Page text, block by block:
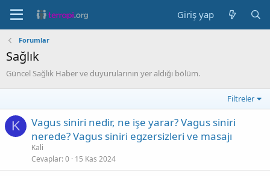
Giriş yap
Forumlar
Sağlık
Güncel Sağlık Haber ve duyurularının yer aldığı bölüm.
Filtreler
K
Vagus siniri nedir, ne işe yarar? Vagus siniri
nerede? Vagus siniri egzersizleri ve masajı
Kali
Cevaplar 0 15 Kas 2024